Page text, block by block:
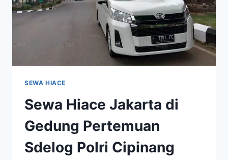
SEWA HIACE
Sewa Hiace Jakarta di
Gedung Pertemuan
Sdelog Polri Cipinang